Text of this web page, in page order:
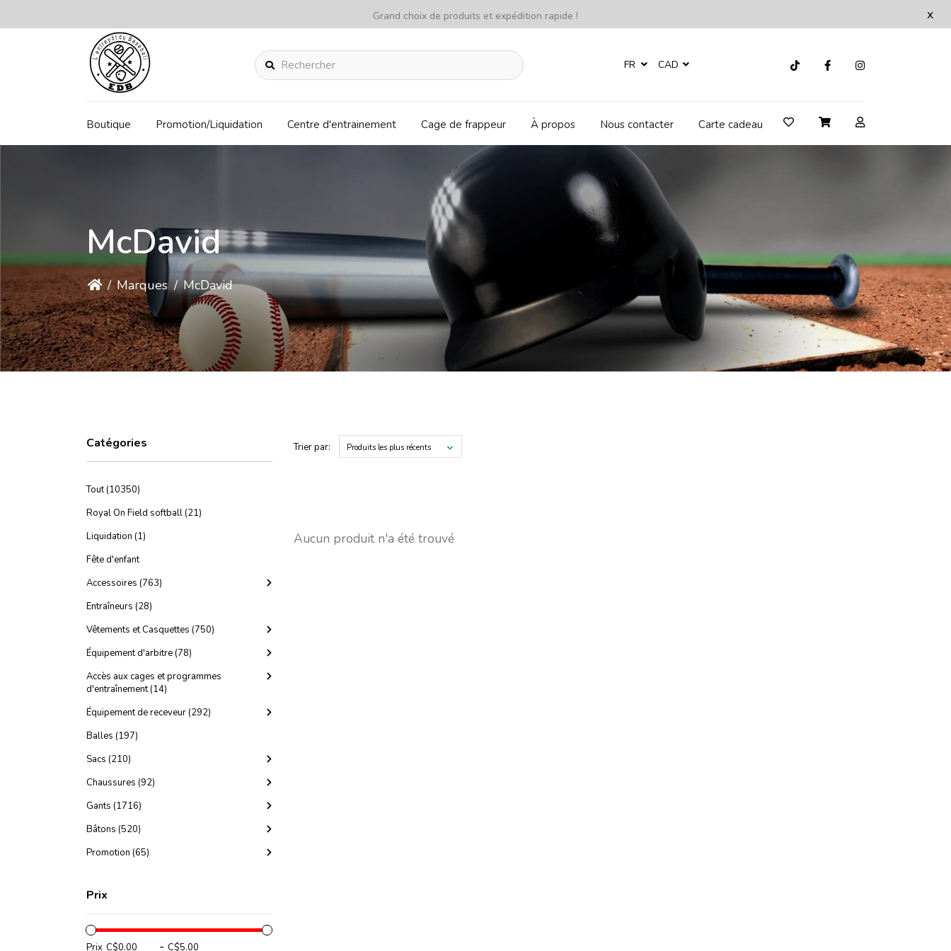
x
Grand choix de produits et expédition rapide !
Rechercher FR CAD
Boutique Promotion/Liquidation Centre d'entrainement Cage de frappeur À propos Nous contacter Carte cadeau
McDavid
/ Marques / McDavid
Catégories
Tout (10350)
Royal On Field softball (21)
Liquidation (1)
Fête d'enfant
Accessoires (763)
Entraîneurs (28)
Vêtements et Casquettes (750)
Équipement d'arbitre (78)
Accès aux cages et programmes
d'entraînement (14)
Équipement de receveur (292)
Balles (197)
Sacs (210)
Chaussures (92)
Gants (1716)
Bâtons (520)
Promotion (65)
Prix
Prix -
Trier par: Produits les plus récents
Aucun produit n'a été trouvé